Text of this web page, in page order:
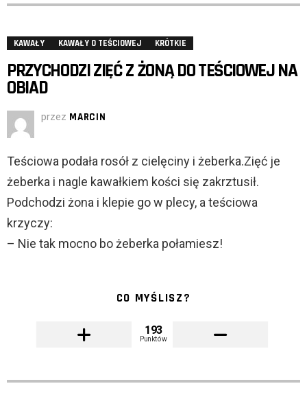
KAWAŁY KAWAŁY O TEŚCIOWEJ KRÓTKIE
PRZYCHODZI ZIĘĆ Z ŻONĄ DO TEŚCIOWEJ NA
OBIAD
przez MARCIN
Teściowa podała rosół z cielęciny i żeberka.Zięć je
żeberka i nagle kawałkiem kości się zakrztusił.
Podchodzi żona i klepie go w plecy, a teściowa
krzyczy:
– Nie tak mocno bo żeberka połamiesz!
CO MYŚLISZ?
193
Punktów